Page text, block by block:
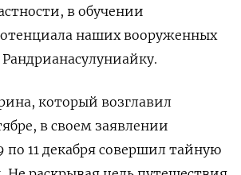
в обучении
наших вооруженных
который возглавил
в своем заявлении
по 11 декабря совершил тайную